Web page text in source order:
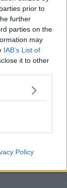
prior to
further
parties on the
may
IAB’s List of
it to other
Policy
geklickt hast,
uns. Bei
Spam-
ebenfalls.
und